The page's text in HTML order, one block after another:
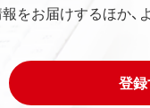
同意するものとしま
法および米国輸出
輸出する場合は、上
をお届けするほか、
登